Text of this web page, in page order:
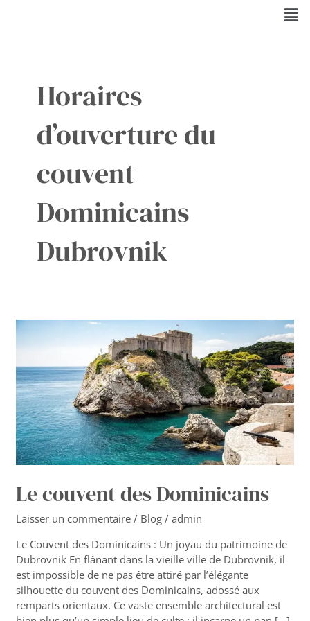
Horaires
d’ouverture du
couvent
Dominicains
Dubrovnik
Le couvent des Dominicains
Laisser un commentaire / Blog /admin
Le Couvent des Dominicains : Un joyau du patrimoine de
Dubrovnik En flânant dans la vieille ville de Dubrovnik, il
est impossible de ne pas être attiré par l’élégante
silhouette du couvent des Dominicains, adossé aux
remparts orientaux. Ce vaste ensemble architectural est
Le
Dominicains